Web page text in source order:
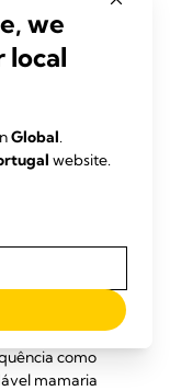
enfermeiros
através do
as sessões de
assim até ele
se manter
de bebé".
de sucção dos
é
a sua produção
como
mamaria
we
local
Global.
website.